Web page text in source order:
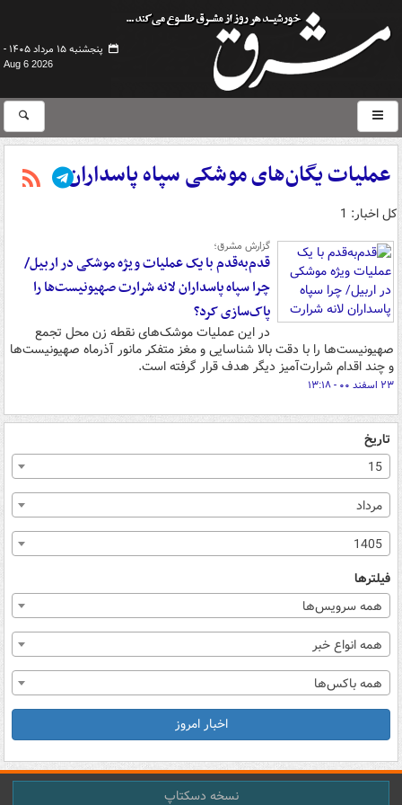
پنجشنبه ۱۵ مرداد ۱۴۰۵ -
Aug 6 2026
عملیات یگان‌های موشکی سپاه پاسداران
کل اخبار: 1
گزارش مشرق؛
قدم‌به‌قدم با یک عملیات ویژه موشکی در اربیل/
چرا سپاه پاسداران لانه شرارت صهیونیست‌ها را
پاک‌سازی کرد؟
در این عملیات موشک‌های نقطه زن محل تجمع
صهیونیست‌ها را با دقت بالا شناسایی و مغز متفکر مانور آذرماه صهیونیست‌ها
و چند اقدام شرارت‌آمیز دیگر هدف قرار گرفته است.
۲۳ اسفند ۰۰ - ۱۳:۱۸
تاریخ
15
مرداد
1405
فیلترها
همه سرویس‌ها
همه انواع خبر
همه باکس‌ها
اخبار امروز
نسخه دسکتاپ